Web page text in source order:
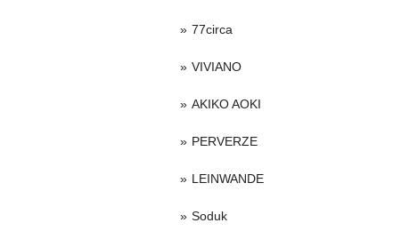
77circa
VIVIANO
AKIKO AOKI
PERVERZE
LEINWANDE
Soduk